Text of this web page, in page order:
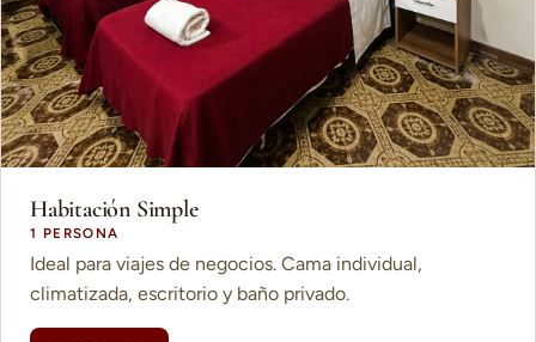
Habitación Simple
1 PERSONA
Ideal para viajes de negocios. Cama individual,
climatizada, escritorio y baño privado.